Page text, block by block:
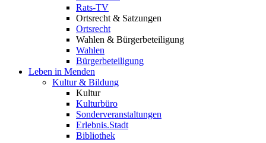
Rats-TV
Ortsrecht & Satzungen
Ortsrecht
Wahlen & Bürgerbeteiligung
Wahlen
Bürgerbeteiligung
Leben in Menden
Kultur & Bildung
Kultur
Kulturbüro
Sonderveranstaltungen
Erlebnis.Stadt
Bibliothek